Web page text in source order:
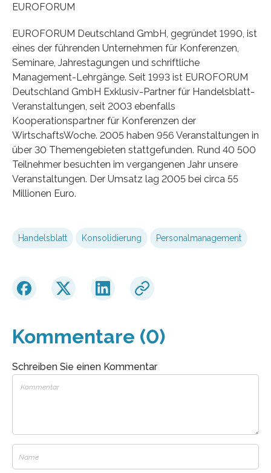
EUROFORUM
EUROFORUM Deutschland GmbH, gegründet 1990, ist
eines der führenden Unternehmen für Konferenzen,
Seminare, Jahrestagungen und schriftliche
Management-Lehrgänge. Seit 1993 ist EUROFORUM
Deutschland GmbH Exklusiv-Partner für Handelsblatt-
Veranstaltungen, seit 2003 ebenfalls
Kooperationspartner für Konferenzen der
WirtschaftsWoche. 2005 haben 956 Veranstaltungen in
über 30 Themengebieten stattgefunden. Rund 40 500
Teilnehmer besuchten im vergangenen Jahr unsere
Veranstaltungen. Der Umsatz lag 2005 bei circa 55
Millionen Euro.
Handelsblatt Konsolidierung Personalmanagement
Kommentare (0)
Schreiben Sie einen Kommentar